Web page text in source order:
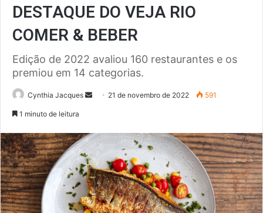
DESTAQUE DO VEJA RIO
COMER & BEBER
Edição de 2022 avaliou 160 restaurantes e os
premiou em 14 categorias.
Cynthia Jacques
Mande
mail
21 de novembro de 2022 591
1 minuto de leitura